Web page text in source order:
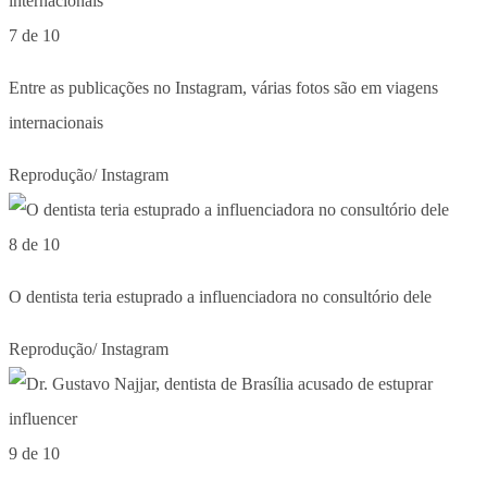
7 de 10
Entre as publicações no Instagram, várias fotos são em viagens
internacionais
Reprodução/ Instagram
8 de 10
O dentista teria estuprado a influenciadora no consultório dele
Reprodução/ Instagram
9 de 10